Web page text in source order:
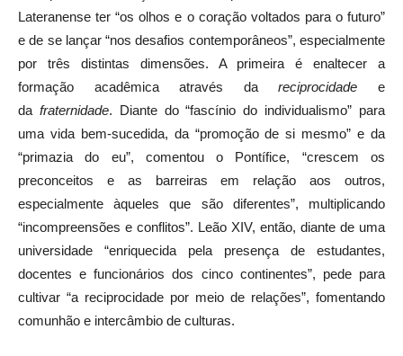
Lateranense ter “os olhos e o coração voltados para o futuro”
e de se lançar “nos desafios contemporâneos”, especialmente
por três distintas dimensões. A primeira é enaltecer a
formação acadêmica através dareciprocidadee
da fraternidade. Diante do “fascínio do individualismo” para
uma vida bem-sucedida, da “promoção de si mesmo” e da
“primazia do eu”, comentou o Pontífice, “crescem os
preconceitos e as barreiras em relação aos outros,
especialmente àqueles que são diferentes”, multiplicando
“incompreensões e conflitos”. Leão XIV, então, diante de uma
universidade “enriquecida pela presença de estudantes,
docentes e funcionários dos cinco continentes”, pede para
cultivar “a reciprocidade por meio de relações”, fomentando
comunhão e intercâmbio de culturas.